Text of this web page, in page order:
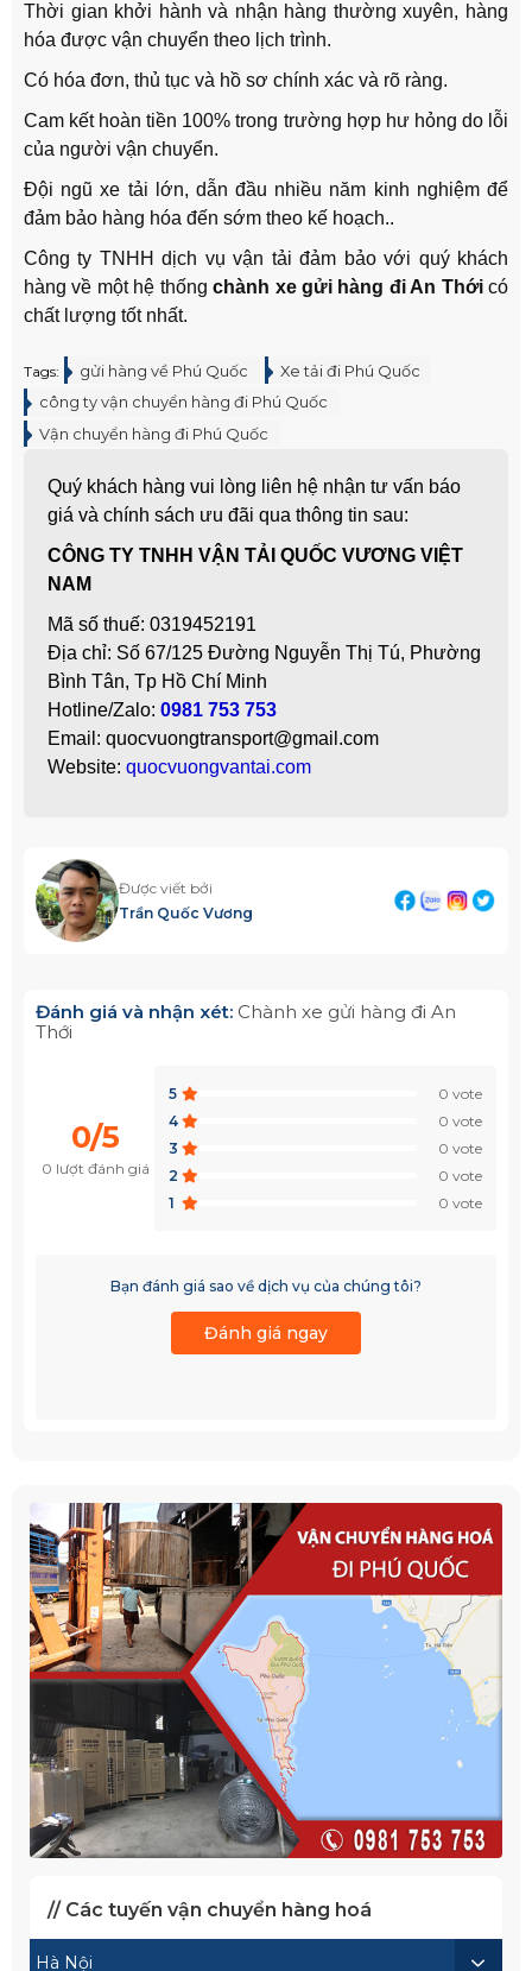
Thời gian khởi hành và nhận hàng thường xuyên, hàng
hóa được vận chuyển theo lịch trình.
Có hóa đơn, thủ tục và hồ sơ chính xác và rõ ràng.
Cam kết hoàn tiền 100% trong trường hợp hư hỏng do lỗi
của người vận chuyển.
Đội ngũ xe tải lớn, dẫn đầu nhiều năm kinh nghiệm để
đảm bảo hàng hóa đến sớm theo kế hoạch..
Công ty TNHH dịch vụ vận tải đảm bảo với quý khách
hàng về một hệ thốngchành xe gửi hàng đi An Thớicó
chất lượng tốt nhất.
Tags: gửi hàng về Phú Quốc
Xe tải đi Phú Quốc
công ty vận chuyển hàng đi Phú Quốc
Vận chuyển hàng đi Phú Quốc
Quý khách hàng vui lòng liên hệ nhận tư vấn báo
giá và chính sách ưu đãi qua thông tin sau:
CÔNG TY TNHH VẬN TẢI QUỐC VƯƠNG VIỆT
NAM
Mã số thuế: 0319452191
Địa chỉ: Số 67/125 Đường Nguyễn Thị Tú, Phường
Bình Tân, Tp Hồ Chí Minh
Hotline/Zalo: 0981 753 753
Email: quocvuongtransport@gmail.com
Website: quocvuongvantai.com
Được viết bởi
Trần Quốc Vương
Đánh giá và nhận xét: Chành xe gửi hàng đi An
Thới
0/5
0 lượt đánh giá
5
0 vote
4
0 vote
3
0 vote
2
0 vote
1
0 vote
Bạn đánh giá sao về dịch vụ của chúng tôi?
Đánh giá ngay
// Các tuyến vận chuyển hàng hoá
Hà Nội